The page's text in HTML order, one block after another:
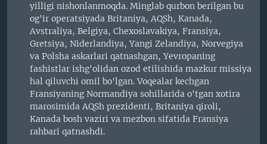
yilligi nishonlanmoqda. Minglab qurbon berilgan bu
og'ir operatsiyada Britaniya, AQSh, Kanada,
Avstraliya, Belgiya, Chexoslavakiya, Fransiya,
Gretsiya, Niderlandiya, Yangi Zelandiya, Norvegiya
va Polsha askarlari qatnashgan, Yevropaning
fashistlar ishg'olidan ozod etilishida mazkur missiya
hal qiluvchi omil bo'lgan. Voqealar kechgan
Fransiyaning Normandiya sohillarida o'tgan xotira
marosimida AQSh prezidenti, Britaniya qiroli,
Kanada bosh vaziri va mezbon sifatida Fransiya
rahbari qatnashdi.